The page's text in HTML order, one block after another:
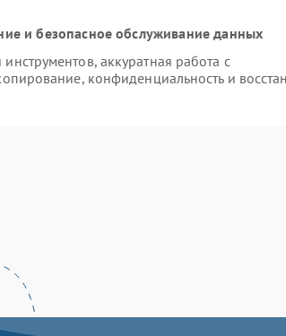
и безопасное обслуживание данных
аккуратная работа с
конфиденциальность и